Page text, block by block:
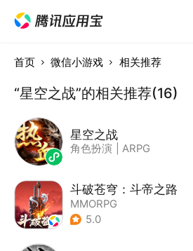
首页 微信小游戏 相关推荐
“星空之战”的相关推荐(16)
星空之战
角色扮演 ARPG
斗破苍穹：斗帝之路
MMORPG
5.0